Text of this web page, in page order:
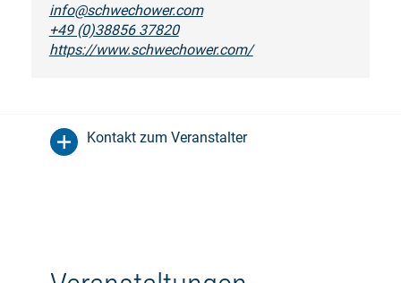
info@schwechower.com
+49 (0)38856 37820
https://www.schwechower.com/
Kontakt zum Veranstalter